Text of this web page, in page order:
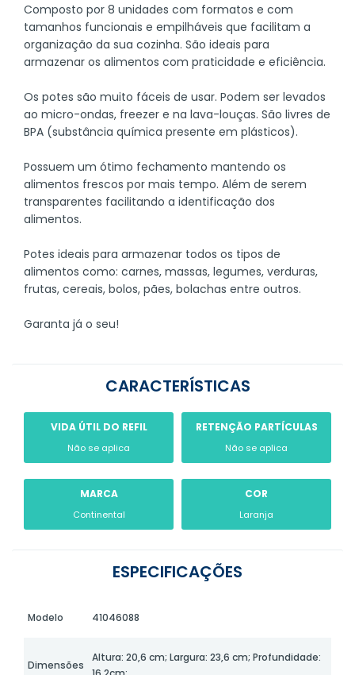
Composto por 8 unidades com formatos e com
tamanhos funcionais e empilháveis que facilitam a
organização da sua cozinha. São ideais para
armazenar os alimentos com praticidade e eficiência.
Os potes são muito fáceis de usar. Podem ser levados
ao micro-ondas, freezer e na lava-louças. São livres de
BPA (substância química presente em plásticos).
Possuem um ótimo fechamento mantendo os
alimentos frescos por mais tempo. Além de serem
transparentes facilitando a identificação dos
alimentos.
Potes ideais para armazenar todos os tipos de
alimentos como: carnes, massas, legumes, verduras,
frutas, cereais, bolos, pães, bolachas entre outros.
Garanta já o seu!
CARACTERÍSTICAS
VIDA ÚTIL DO REFIL
Não se aplica
RETENÇÃO PARTÍCULAS
Não se aplica
MARCA
Continental
COR
Laranja
ESPECIFICAÇÕES
Modelo 41046088
Dimensões
Altura: 20,6 cm; Largura: 23,6 cm; Profundidade: